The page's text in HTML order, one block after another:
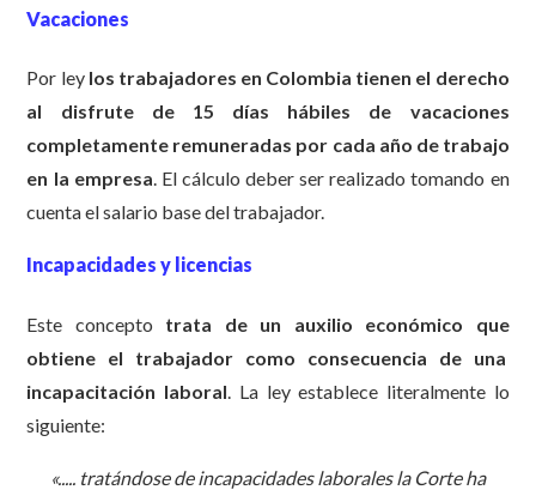
Vacaciones
Por ley los trabajadores en Colombia tienen el derecho
al disfrute de 15 días hábiles de vacaciones
completamente remuneradas por cada año de trabajo
en la empresa. El cálculo deber ser realizado tomando en
cuenta el salario base del trabajador.
Incapacidades y licencias
Este concepto trata de un auxilio económico que
obtiene el trabajador como consecuencia de una
incapacitación laboral . La ley establece literalmente lo
siguiente:
«..... tratándose de incapacidades laborales la Corte ha